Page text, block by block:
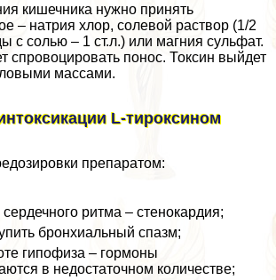
кишечника нужно принять
– натрия хлор, солевой раствор (1/2
с солью – 1 ст.л.) или магния сульфат.
спровоцировать понос. Токсин выйдет
массами.
L-тироксином
препаратом:
ритма – стенокардия;
бронхиальный спазм;
гипофиза – гормоны
в недостаточном количестве;